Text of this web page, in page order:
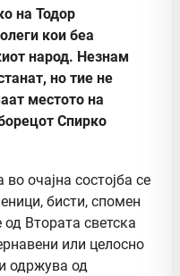
на Тодор
кои беа
народ. Незнам
но тие не
местото на
Спирко
очајна состојба се
бисти, спомен
Втората светска
или целосно
одржува од